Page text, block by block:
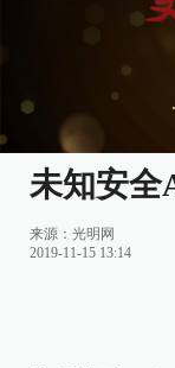
未知安全
来源： 光明网
2019-11-15 13:14